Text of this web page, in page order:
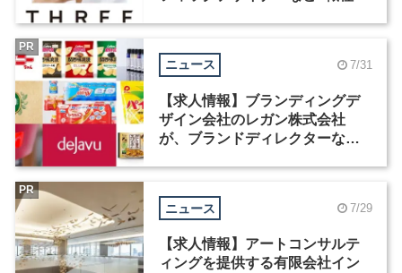
ニュース 7/31
【求人情報】ブランディングデ
ザイン会社のレガン株式会社
が、ブランドディレクターなど3
PR
ニュース 7/29
【求人情報】アートコンサルテ
ィングを提供する有限会社イン
PR